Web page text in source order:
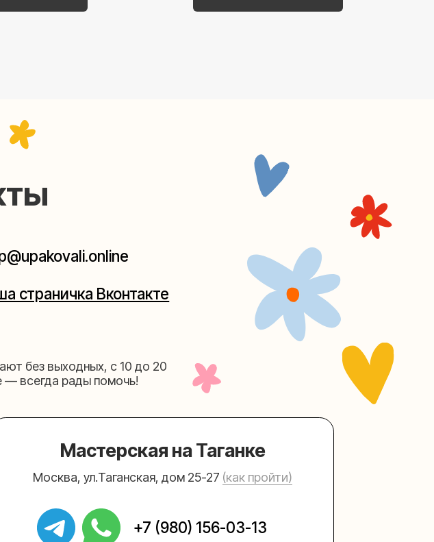
рады помочь!
+7 (980) 156-03-13